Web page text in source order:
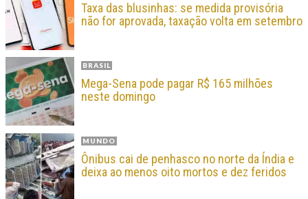
Taxa das blusinhas: se medida provisória
não for aprovada, taxação volta em setembro
BRASIL
Mega-Sena pode pagar R$ 165 milhões
neste domingo
MUNDO
Ônibus cai de penhasco no norte da Índia e
deixa ao menos oito mortos e dez feridos